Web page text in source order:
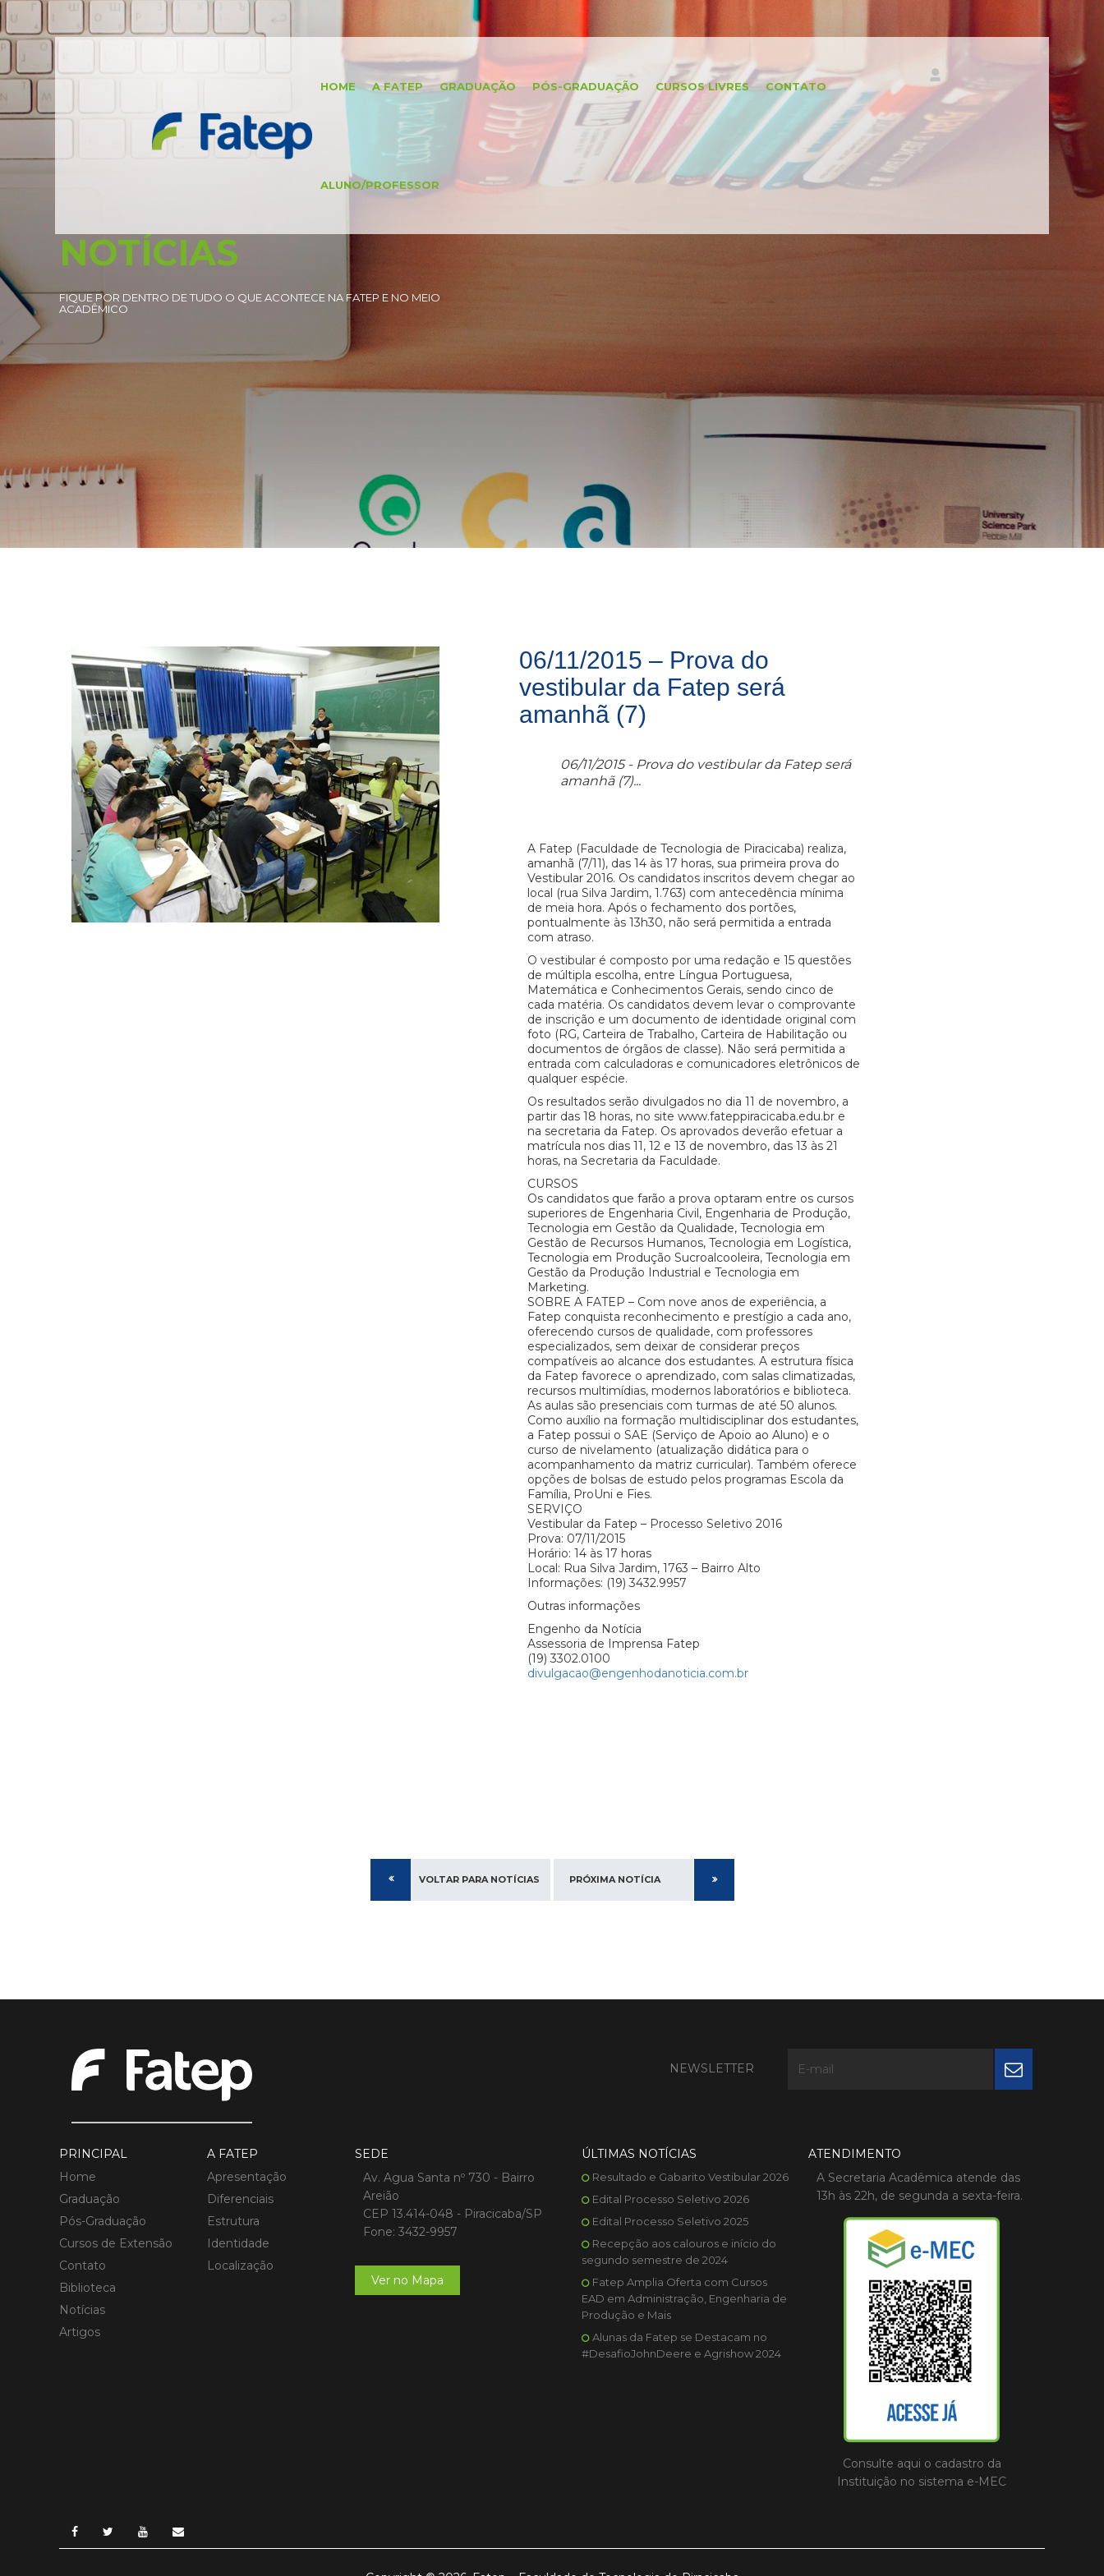
HOME A FATEP GRADUAÇÃO PÓS-GRADUAÇÃO CURSOS LIVRES CONTATO
ALUNO/PROFESSOR
NOTÍCIAS
FIQUE POR DENTRO DE TUDO O QUE ACONTECE NA FATEP E NO MEIO
ACADÊMICO
06/11/2015 – Prova do
vestibular da Fatep será
amanhã (7)
06/11/2015 - Prova do vestibular da Fatep será
amanhã (7)...
A Fatep (Faculdade de Tecnologia de Piracicaba) realiza,
amanhã (7/11), das 14 às 17 horas, sua primeira prova do
Vestibular 2016. Os candidatos inscritos devem chegar ao
local (rua Silva Jardim, 1.763) com antecedência mínima
de meia hora. Após o fechamento dos portões,
pontualmente às 13h30, não será permitida a entrada
com atraso.
O vestibular é composto por uma redação e 15 questões
de múltipla escolha, entre Língua Portuguesa,
Matemática e Conhecimentos Gerais, sendo cinco de
cada matéria. Os candidatos devem levar o comprovante
de inscrição e um documento de identidade original com
foto (RG, Carteira de Trabalho, Carteira de Habilitação ou
documentos de órgãos de classe). Não será permitida a
entrada com calculadoras e comunicadores eletrônicos de
qualquer espécie.
Os resultados serão divulgados no dia 11 de novembro, a
partir das 18 horas, no site www.fateppiracicaba.edu.br e
na secretaria da Fatep. Os aprovados deverão efetuar a
matrícula nos dias 11, 12 e 13 de novembro, das 13 às 21
horas, na Secretaria da Faculdade.
CURSOS
Os candidatos que farão a prova optaram entre os cursos
superiores de Engenharia Civil, Engenharia de Produção,
Tecnologia em Gestão da Qualidade, Tecnologia em
Gestão de Recursos Humanos, Tecnologia em Logística,
Tecnologia em Produção Sucroalcooleira, Tecnologia em
Gestão da Produção Industrial e Tecnologia em
Marketing.
SOBRE A FATEP – Com nove anos de experiência, a
Fatep conquista reconhecimento e prestígio a cada ano,
oferecendo cursos de qualidade, com professores
especializados, sem deixar de considerar preços
compatíveis ao alcance dos estudantes. A estrutura física
da Fatep favorece o aprendizado, com salas climatizadas,
recursos multimídias, modernos laboratórios e biblioteca.
As aulas são presenciais com turmas de até 50 alunos.
Como auxílio na formação multidisciplinar dos estudantes,
a Fatep possui o SAE (Serviço de Apoio ao Aluno) e o
curso de nivelamento (atualização didática para o
acompanhamento da matriz curricular). Também oferece
opções de bolsas de estudo pelos programas Escola da
Família, ProUni e Fies.
SERVIÇO
Vestibular da Fatep – Processo Seletivo 2016
Prova: 07/11/2015
Horário: 14 às 17 horas
Local: Rua Silva Jardim, 1763 – Bairro Alto
Informações: (19) 3432.9957
Outras informações
Engenho da Notícia
Assessoria de Imprensa Fatep
(19) 3302.0100
divulgacao@engenhodanoticia.com.br
VOLTAR PARA NOTÍCIAS PRÓXIMA NOTÍCIA
NEWSLETTER
PRINCIPAL
Home
Graduação
Pós-Graduação
Cursos de Extensão
Contato
Biblioteca
Notícias
Artigos
A FATEP
Apresentação
Diferenciais
Estrutura
Identidade
Localização
SEDE
Av. Agua Santa nº 730 - Bairro
Areião
CEP 13.414-048 - Piracicaba/SP
Fone: 3432-9957
Ver no Mapa
ÚLTIMAS NOTÍCIAS
Resultado e Gabarito Vestibular 2026
Edital Processo Seletivo 2026
Edital Processo Seletivo 2025
Recepção aos calouros e início do
segundo semestre de 2024
Fatep Amplia Oferta com Cursos
EAD em Administração, Engenharia de
Produção e Mais
Alunas da Fatep se Destacam no
#DesafioJohnDeere e Agrishow 2024
ATENDIMENTO
A Secretaria Acadêmica atende das
13h às 22h, de segunda a sexta-feira.
Consulte aqui o cadastro da
Instituição no sistema e-MEC